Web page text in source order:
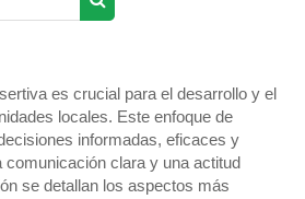
Buscar cursos
es crucial para el desarrollo y el
locales. Este enfoque de
informadas, eficaces y
comunicación clara y una actitud
se detallan los aspectos más